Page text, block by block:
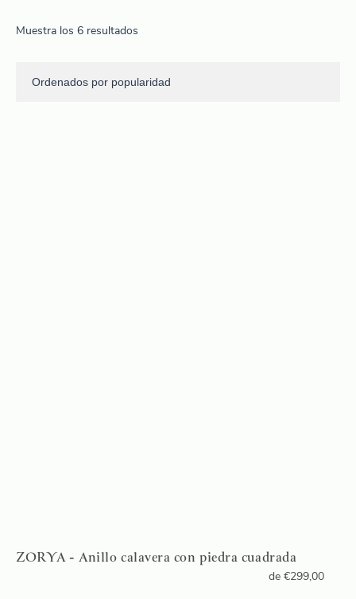
Muestra los 6 resultados
ZORYA - Anillo calavera con piedra cuadrada
de €299,00